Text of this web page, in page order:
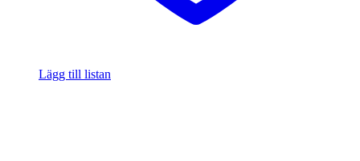
Lägg till listan